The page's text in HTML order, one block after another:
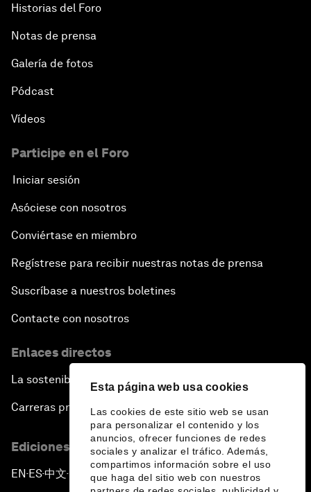
Esta página web usa cookies
Las cookies de este sitio web se usan
para personalizar el contenido y los
anuncios, ofrecer funciones de redes
sociales y analizar el tráfico. Además,
compartimos información sobre el uso
que haga del sitio web con nuestros
Historias del Foro
Notas de prensa
Galería de fotos
Pódcast
Vídeos
Participe en el Foro
Iniciar sesión
Asóciese con nosotros
Conviértase en miembro
Regístrese para recibir nuestras notas de prensa
Suscríbase a nuestros boletines
Contacte con nosotros
Enlaces directos
La sostenibilidad en el Foro
Carreras profesionales
Ediciones en otros idiomas
EN ▪ES▪中文▪ 日本語